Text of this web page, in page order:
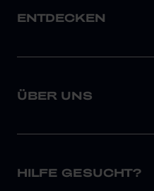
ENTDECKEN
ÜBER UNS
HILFE GESUCHT?